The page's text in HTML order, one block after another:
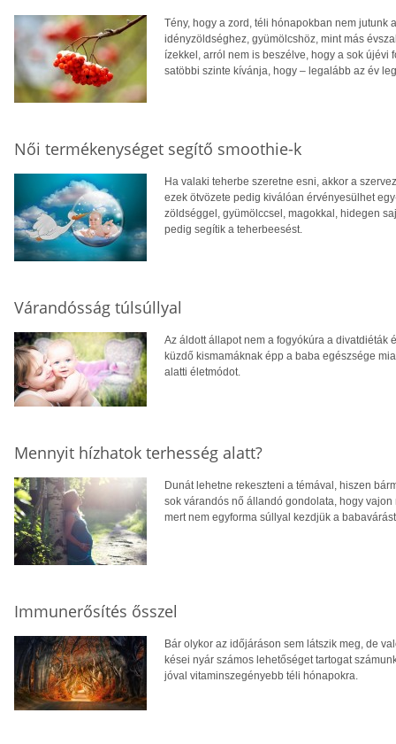
Tény, hogy a zord, téli hónapokban nem jutunk
idényzöldséghez, gyümölcshöz, mint más
ízekkel, arról nem is beszélve, hogy a sok
satöbbi szinte kívánja, hogy – legalább az év
Női termékenységet segítő smoothie-k
Ha valaki teherbe szeretne esni, akkor a
ezek ötvözete pedig kiválóan érvényesülhet
zöldséggel, gyümölccsel, magokkal, hidegen
pedig segítik a teherbeesést.
Várandósság túlsúllyal
Az áldott állapot nem a fogyókúra a divatdiéták
küzdő kismamáknak épp a baba egészsége
alatti életmódot.
Mennyit hízhatok terhesség alatt?
Dunát lehetne rekeszteni a témával, hiszen
sok várandós nő állandó gondolata, hogy
mert nem egyforma súllyal kezdjük a
Immunerősítés ősszel
Bár olykor az időjáráson sem látszik meg, de
kései nyár számos lehetőséget tartogat
jóval vitaminszegényebb téli hónapokra.